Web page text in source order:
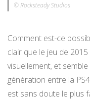
© Rocksteady Studios
Comment est-ce
clair que le jeu de
visuellement, et
génération entre la
est sans doute le plus